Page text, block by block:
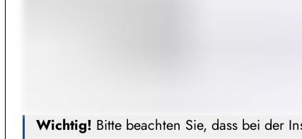
Wichtig! Bitte beachten Sie, dass bei der